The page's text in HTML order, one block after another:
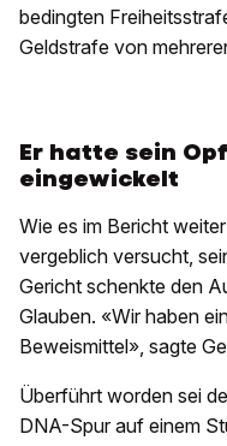
bedingten
Geldstrafe von
Er hatte sein
eingewickelt
Wie es im Bericht
vergeblich versucht,
Gericht schenkte den
Glauben. «Wir haben
Beweismittel», sagte
Überführt worden sei
DNA-Spur auf einem